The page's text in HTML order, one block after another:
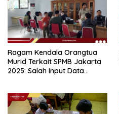
Ragam Kendala Orangtua
Murid Terkait SPMB Jakarta
2025: Salah Input Data